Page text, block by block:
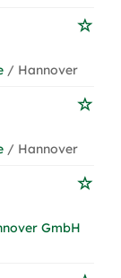
/ Hannover
/ Hannover
GmbH